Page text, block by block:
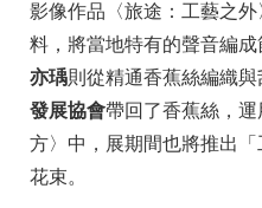
影像作品〈旅途：工藝之
料，將當地特有的聲音編成
亦瑀則從精通香蕉絲編織
發展協會帶回了香蕉絲，
方〉中，展期間也將推出
花束。